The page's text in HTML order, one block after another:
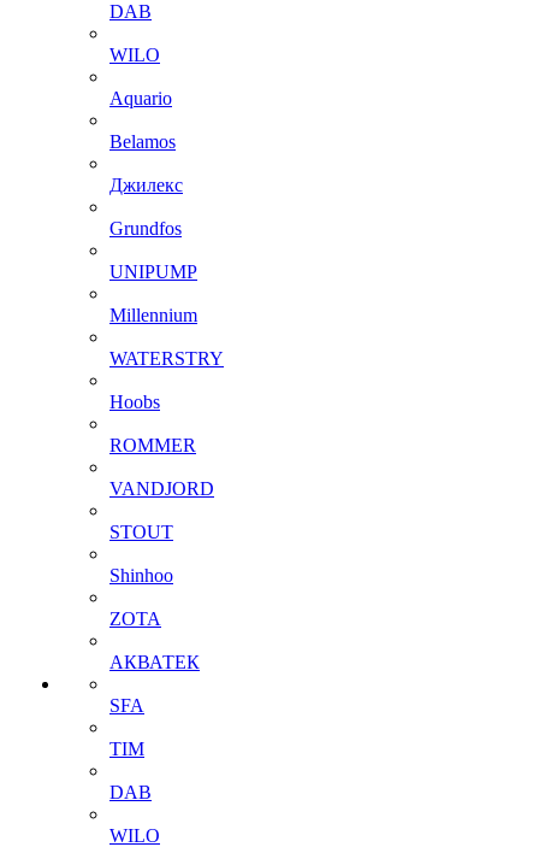
DAB
WILO
Aquario
Belamos
Джилекс
Grundfos
UNIPUMP
Millennium
WATERSTRY
Hoobs
ROMMER
VANDJORD
STOUT
Shinhoo
ZOTA
АКВАТЕК
SFA
TIM
DAB
WILO